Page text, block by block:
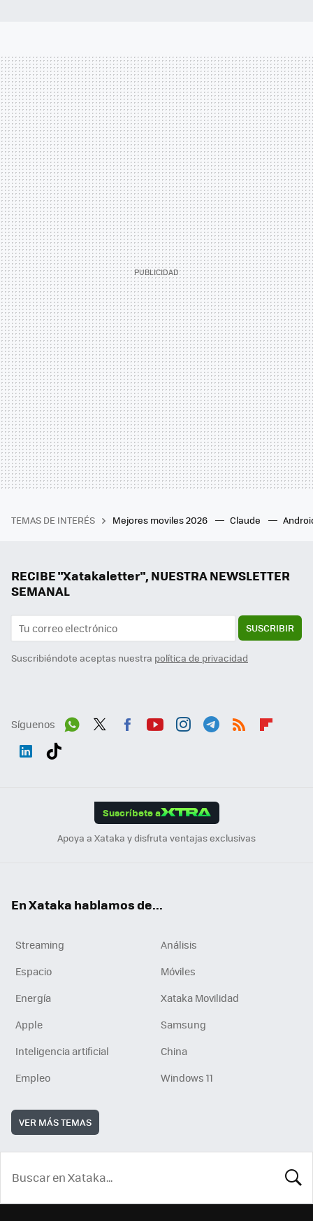
TEMAS DE INTERÉS Mejores moviles 2026 Claude
RECIBE "Xatakaletter", NUESTRA NEWSLETTER
SEMANAL
SUSCRIBIR
Suscribiéndote aceptas nuestra política de privacidad
Síguenos
Suscríbete a
Apoya a Xataka y disfruta ventajas exclusivas
En Xataka hablamos de...
Streaming
Análisis
Espacio
Móviles
Energía
Xataka Movilidad
Apple
Samsung
Inteligencia artificial
China
Empleo
Windows 11
VER MÁS TEMAS